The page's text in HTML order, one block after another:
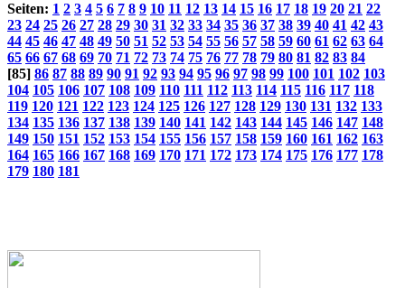
Seiten: 1 2 3 4 5 6 7 8 9 10 11 12 13 14 15 16 17 18 19 20 21 22
23 24 25 26 27 28 29 30 31 32 33 34 35 36 37 38 39 40 41 42 43
44 45 46 47 48 49 50 51 52 53 54 55 56 57 58 59 60 61 62 63 64
65 66 67 68 69 70 71 72 73 74 75 76 77 78 79 80 81 82 83 84
[85] 86 87 88 89 90 91 92 93 94 95 96 97 98 99 100 101 102 103
104 105 106 107 108 109 110 111 112 113 114 115 116 117 118
119 120 121 122 123 124 125 126 127 128 129 130 131 132 133
134 135 136 137 138 139 140 141 142 143 144 145 146 147 148
149 150 151 152 153 154 155 156 157 158 159 160 161 162 163
164 165 166 167 168 169 170 171 172 173 174 175 176 177 178
179 180 181